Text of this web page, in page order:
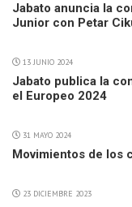
Jabato anuncia la
Junior con Petar
13 JUNIO 2024
Jabato publica la
el Europeo 2024
31 MAYO 2024
Movimientos de los
23 DICIEMBRE 2023